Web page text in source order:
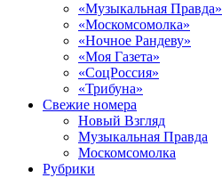
«Музыкальная Правда»
«Москомсомолка»
«Ночное Рандеву»
«Моя Газета»
«СоцРоссия»
«Трибуна»
Свежие номера
Новый Взгляд
Музыкальная Правда
Москомсомолка
Рубрики